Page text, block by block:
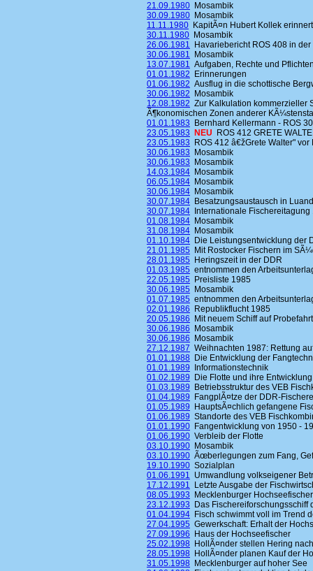
21.09.1980 Mosambik
30.09.1980 Mosambik
11.11.1980 KapitÃ¤n Hubert Kollek
30.11.1980 Mosambik
26.06.1981 Havariebericht ROS 408 in
30.06.1981 Mosambik
13.07.1981 Aufgaben, Rechte und
01.01.1982 Erinnerungen
01.06.1982 Ausflug in die schottische
30.06.1982 Mosambik
12.08.1982 Zur Kalkulation kommerzieller
Ã¶konomischen Zonen anderer
01.01.1983 Bernhard Kellermann - ROS
23.05.1983
NEU ROS 412 GRETE
23.05.1983 ROS 412 â€žGrete Walter"
30.06.1983 Mosambik
30.06.1983 Mosambik
14.03.1984 Mosambik
06.05.1984 Mosambik
30.06.1984 Mosambik
30.07.1984 Besatzungsaustausch in
30.07.1984 Internationale
01.08.1984 Mosambik
31.08.1984 Mosambik
01.10.1984 Die Leistungsentwicklung der
21.01.1985 Mit Rostocker Fischern im
28.01.1985 Heringszeit in der DDR
01.03.1985 entnommen den
22.05.1985 Preisliste 1985
30.06.1985 Mosambik
01.07.1985 entnommen den
02.01.1986 Republikflucht 1985
20.05.1986 Mit neuem Schiff auf Probefahrt
30.06.1986 Mosambik
30.06.1986 Mosambik
27.12.1987 Weihnachten 1987: Rettung
01.01.1988 Die Entwicklung der
01.01.1989 Informationstechnik
01.02.1989 Die Flotte und ihre Entwicklung
01.03.1989 Betriebsstruktur des VEB
01.04.1989 FangplÃ¤tze der DDR-
01.05.1989 HauptsÃ¤chlich gefangene
01.06.1989 Standorte des VEB
01.01.1990 Fangentwicklung von 1950 -
01.06.1990 Verbleib der Flotte
03.10.1990 Mosambik
03.10.1990 Ãœberlegungen zum Fang,
19.10.1990 Sozialplan
01.06.1991 Umwandlung volkseigener
17.12.1991 Letzte Ausgabe der
08.05.1993 Mecklenburger
23.12.1993 Das Fischereiforschungsschiff
01.04.1994 Fisch schwimmt voll im Trend
27.04.1995 Gewerkschaft: Erhalt der
27.09.1996 Haus der Hochseefischer
25.02.1998 HollÃ¤nder stellen Hering nach
28.05.1998 HollÃ¤nder planen Kauf der
31.05.1998 Mecklenburger auf hoher See